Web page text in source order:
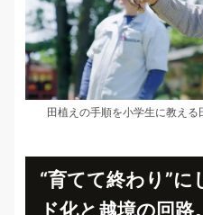
田植えの手順を小学生に教え
“育てて終わり”
ド化と越境の回路。